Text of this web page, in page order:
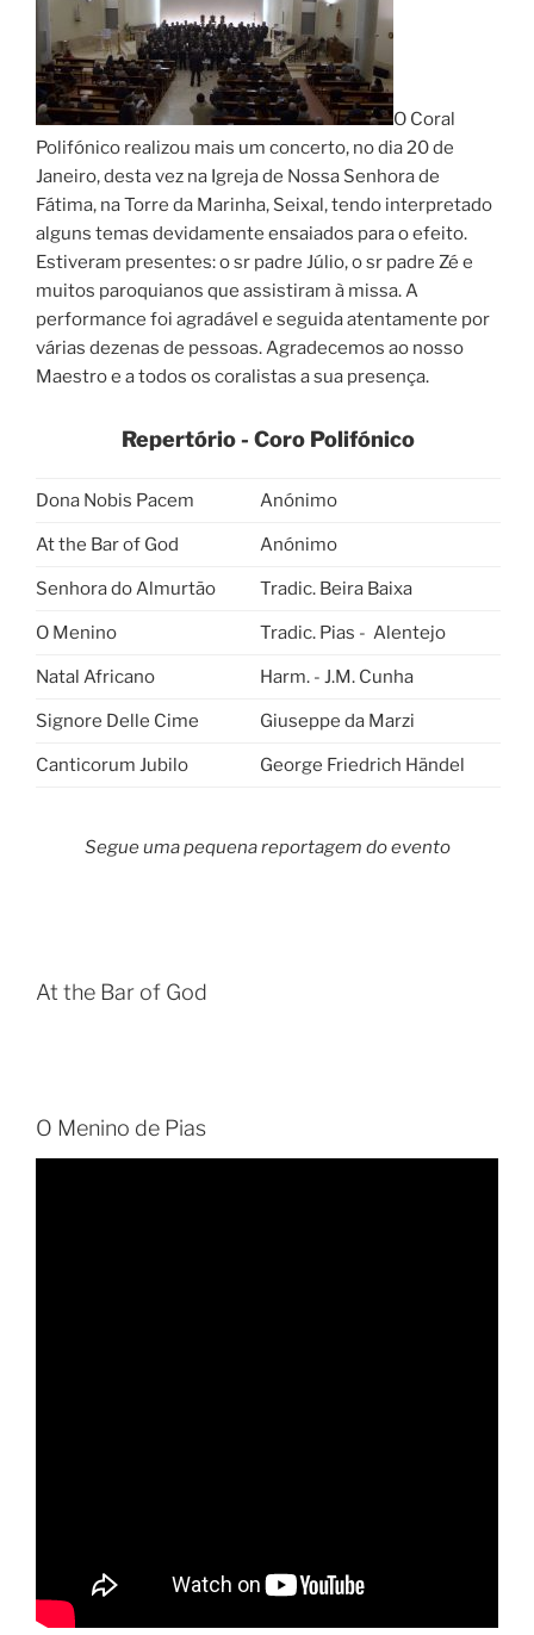
O Coral
Polifónico realizou mais um concerto, no dia 20 de
Janeiro, desta vez na Igreja de Nossa Senhora de
Fátima, na Torre da Marinha, Seixal, tendo interpretado
alguns temas devidamente ensaiados para o efeito.
Estiveram presentes: o sr padre Júlio, o sr padre Zé e
muitos paroquianos que assistiram à missa. A
performance foi agradável e seguida atentamente por
várias dezenas de pessoas. Agradecemos ao nosso
Maestro e a todos os coralistas a sua presença.
Repertório - Coro Polifónico
Dona Nobis Pacem Anónimo
At the Bar of God Anónimo
Senhora do Almurtão Tradic. Beira Baixa
O Menino Tradic. Pias - Alentejo
Natal Africano Harm. - J.M. Cunha
Signore Delle Cime Giuseppe da Marzi
Canticorum Jubilo George Friedrich Händel
Segue uma pequena reportagem do evento
At the Bar of God
O Menino de Pias